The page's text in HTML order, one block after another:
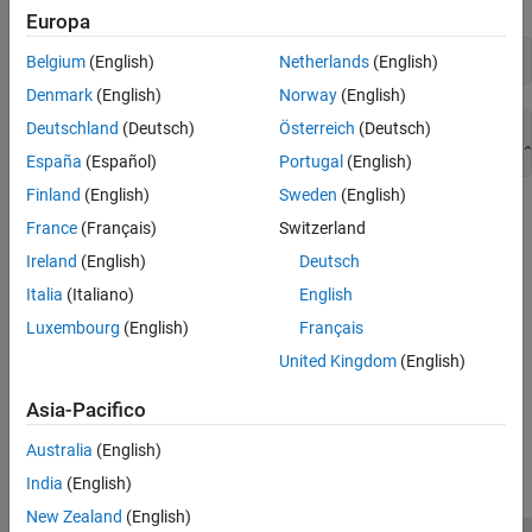
print(err.getvalue())
Error using dec2base (line 22)
See Also
matlab.engine.MatlabEngine matlab.engine.FutureResult
Topics
Europa
Belgium (English)
Denmark (English)
Deutschland (Deutsch)
España (Español)
Finland (English)
France (Français)
Ireland (English)
Italia (Italiano)
Luxembourg (English)
Netherlands(English)
Norway(English)
Österreich (Deutsch)
Portugal (English)
Sweden (English)
Switzerland
Deutsch
English
Français
United Kingdom(English)
Asia-Pacifico
Australia (English)
India (English)
New Zealand (English)